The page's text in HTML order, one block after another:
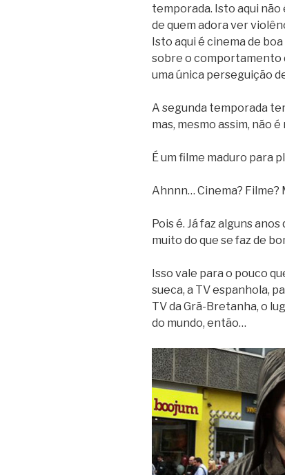
temporada. Isto aqui
de quem adora ver
Isto aqui é cinema de
sobre o comportamento
uma única perseguição
A segunda temporada
mas, mesmo assim, não
É um filme maduro para
Ahnnn… Cinema? Filme?
Pois é. Já faz alguns
muito do que se faz de
Isso vale para o pouco
sueca, a TV espanhola,
TV da Grã-Bretanha, o
do mundo, então…